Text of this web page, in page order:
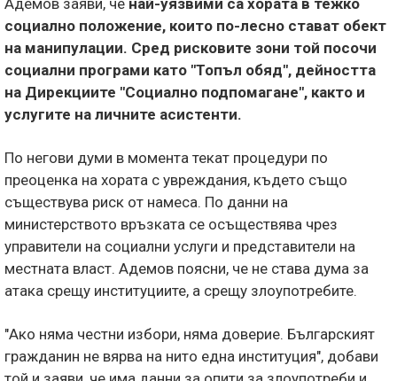
Адемов заяви, че най-уязвими са хората в тежко
социално положение, които по-лесно стават обект
на манипулации. Сред рисковите зони той посочи
социални програми като "Топъл обяд", дейността
на Дирекциите "Социално подпомагане", както и
услугите на личните асистенти.
По негови думи в момента текат процедури по
преоценка на хората с увреждания, където също
съществува риск от намеса. По данни на
министерството връзката се осъществява чрез
управители на социални услуги и представители на
местната власт. Адемов поясни, че не става дума за
атака срещу институциите, а срещу злоупотребите.
"Ако няма честни избори, няма доверие. Българският
гражданин не вярва на нито една институция", добави